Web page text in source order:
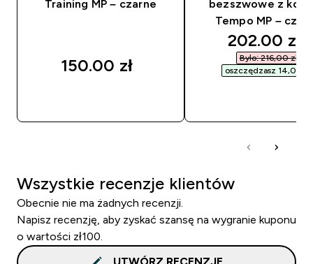
Training MP – czarne
150.00 zł‎
bezszwowe z
Tempo MP –
202.00 zł‎
Było: 216,00 zł‎
oszczędzasz 14,00 zł‎
Wszystkie recenzje klientów
Obecnie nie ma żadnych recenzji.
Napisz recenzję, aby zyskać szansę na wygranie kuponu
o wartości zł100.
UTWÓRZ RECENZJĘ